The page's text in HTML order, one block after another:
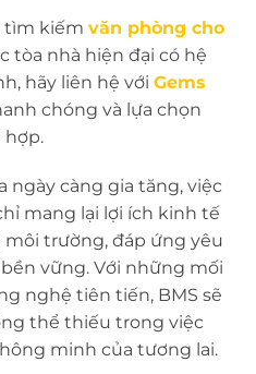
tìm kiếm văn phòng cho
tòa nhà hiện đại có hệ
hãy liên hệ với Gems
chóng và lựa chọn
hợp.
ngày càng gia tăng, việc
mang lại lợi ích kinh tế
môi trường, đáp ứng yêu
vững. Với những mối
nghệ tiên tiến, BMS sẽ
thể thiếu trong việc
minh của tương lai.